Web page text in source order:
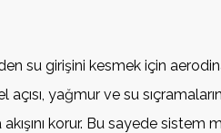
su girişini kesmek için
yağmur ve su
korur. Bu sayede sistem